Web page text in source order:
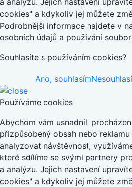
cookies" a kdykoliv jej můžete
Podrobnější informace najdete v
osobních údajů a používání
Souhlasíte s používáním cookies?
Ano, souhlasím
Používáme cookies
Abychom vám usnadnili
přizpůsobený obsah nebo
analyzovat návštěvnost,
které sdílíme se svými partnery
a analýzu. Jejich nastavení
cookies" a kdykoliv jej můžete